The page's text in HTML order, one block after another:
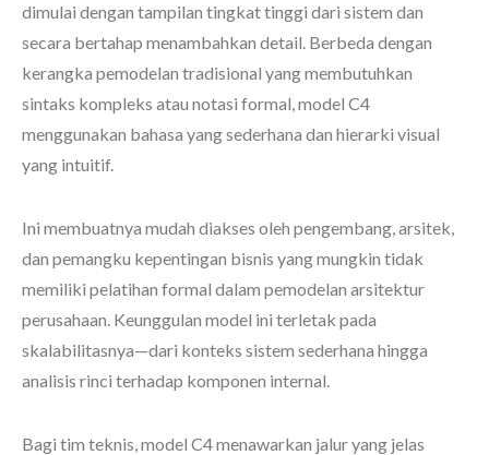
dimulai dengan tampilan tingkat tinggi dari sistem dan
secara bertahap menambahkan detail. Berbeda dengan
kerangka pemodelan tradisional yang membutuhkan
sintaks kompleks atau notasi formal, model C4
menggunakan bahasa yang sederhana dan hierarki visual
yang intuitif.
Ini membuatnya mudah diakses oleh pengembang, arsitek,
dan pemangku kepentingan bisnis yang mungkin tidak
memiliki pelatihan formal dalam pemodelan arsitektur
perusahaan. Keunggulan model ini terletak pada
skalabilitasnya—dari konteks sistem sederhana hingga
analisis rinci terhadap komponen internal.
Bagi tim teknis, model C4 menawarkan jalur yang jelas